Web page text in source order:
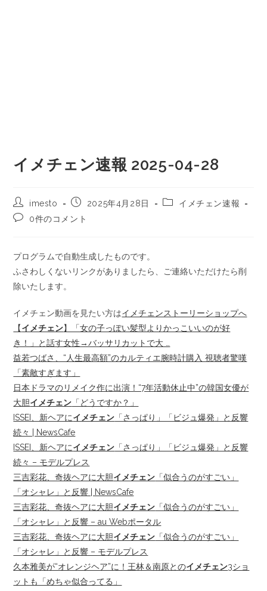
イメチェン速報 2025-04-28
imesto 2025年4月28日
イメチェン速報
0件のコメント
プログラムで自動生成したものです。
ふさわしくないリンクがありましたら、ご連絡いただけたら削
除いたします。
イメチェン動画を見たい方はイメチェンストーリーショップへ
【イメチェン】「女の子っぽい髪型よりかっこいいのが好
き！」と話す女性→バッサリカットで大 …
益若つばさ、“人生最高額”のカルティエ腕時計購入 視聴者驚嘆
「素敵すぎます」
日本ドラマのリメイク作に出演！“7年活動休止中”の韓国女優が
大胆イメチェン 「どうですか？」
ISSEI、新ヘアにイメチェン 「さっぱり」「ビジュ爆発」と反響
続々 | NewsCafe
ISSEI、新ヘアにイメチェン 「さっぱり」「ビジュ爆発」と反響
続々 – モデルプレス
三吉彩花、奇抜ヘアに大胆イメチェン 「似合うのがすごい」
「オシャレ」と反響 | NewsCafe
三吉彩花、奇抜ヘアに大胆イメチェン 「似合うのがすごい」
「オシャレ」と反響 – au Webポータル
三吉彩花、奇抜ヘアに大胆イメチェン 「似合うのがすごい」
「オシャレ」と反響 – モデルプレス
久本雅美が“オレンジヘア”に！王林＆南原とのイメチェン3ショ
ットも「めちゃ似合ってる」